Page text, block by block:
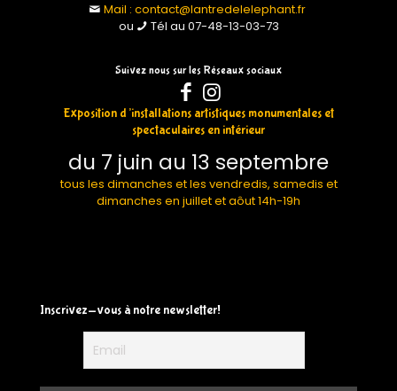
Mail : contact@lantredelelephant.fr
ou
Tél au 07-48-13-03-73
Suivez nous sur les Réseaux sociaux
Exposition d’installations artistiques monumentales et
spectaculaires en intérieur
du 7 juin au 13 septembre
tous les dimanches et les vendredis, samedis et
dimanches en juillet et aôut 14h-19h
Inscrivez-vous à notre newsletter!